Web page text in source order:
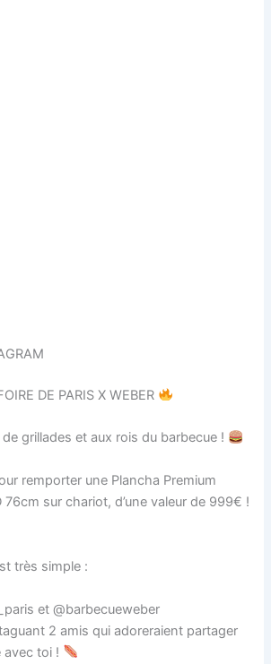
DE PARIS X WEBER
grillades et aux rois du barbecue !
remporter une Plancha Premium
76cm sur chariot, d’une valeur de 999€ !
très simple :
et @barbecueweber
2 amis qui adoreraient partager
avec toi !